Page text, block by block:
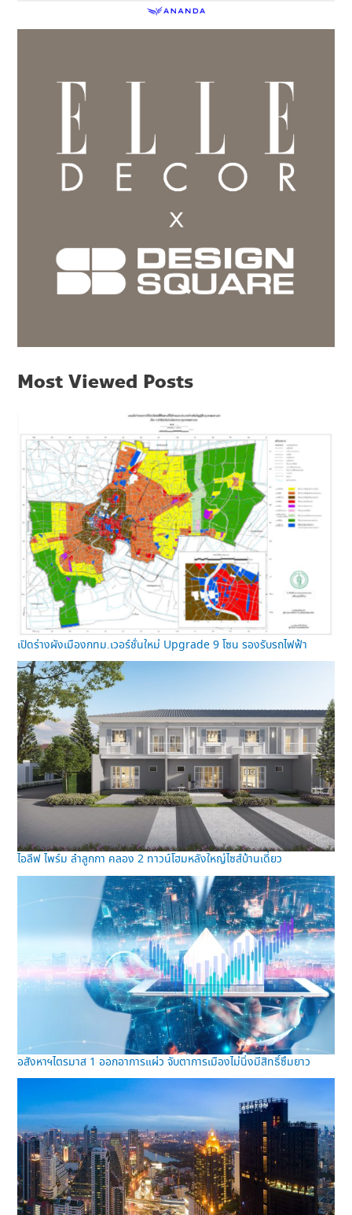
Most Viewed Posts
เปิดร่างผังเมืองกทม.เวอร์ชั่นใหม่ Upgrade 9 โซน รองรับรถไฟฟ้า
ไอลีฟ ไพร์ม ลำลูกกา คลอง 2 ทาวน์โฮมหลังใหญ่ไซส์บ้านเดี่ยว
อสังหาฯไตรมาส 1 ออกอาการแผ่ว จับตาการเมืองไม่นิ่งมีสิทธิ์ซึมยาว